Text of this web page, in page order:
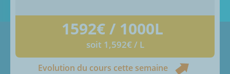
1592€ / 1000L
soit 1,592€ / L
Evolution du cours cette semaine